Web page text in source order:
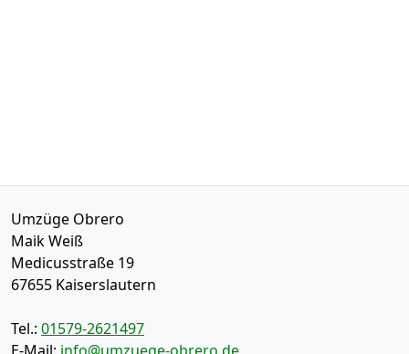
Umzüge Obrero
Maik Weiß
Medicusstraße 19
67655 Kaiserslautern
Tel.: 01579-2621497